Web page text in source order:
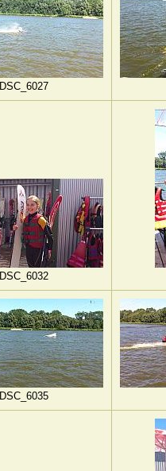
DSC_6027
DSC_6032
DSC_6035